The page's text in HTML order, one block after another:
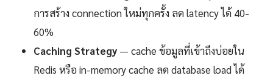
การสร้าง connection ใหม่ทุกครั้ง ลด latency ได้ 40-
60%
Caching Strategy — cache ข้อมูลที่เข้าถึงบ่อยใน
Redis หรือ in-memory cache ลด database load ได้